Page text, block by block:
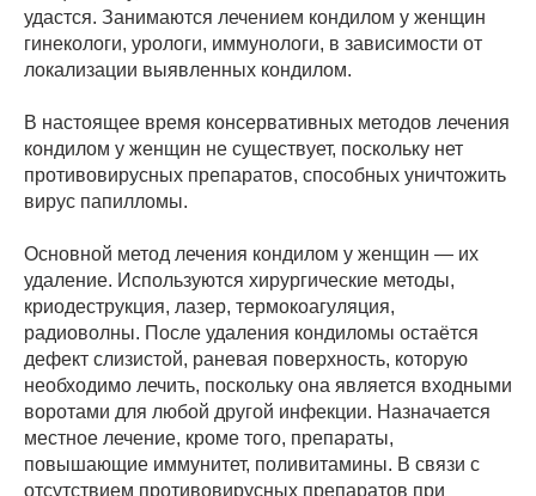
удастся. Занимаются лечением кондилом у женщин
гинекологи, урологи, иммунологи, в зависимости от
локализации выявленных кондилом.
В настоящее время консервативных методов лечения
кондилом у женщин не существует, поскольку нет
противовирусных препаратов, способных уничтожить
вирус папилломы.
Основной метод лечения кондилом у женщин — их
удаление. Используются хирургические методы,
криодеструкция, лазер, термокоагуляция,
радиоволны. После удаления кондиломы остаётся
дефект слизистой, раневая поверхность, которую
необходимо лечить, поскольку она является входными
воротами для любой другой инфекции. Назначается
местное лечение, кроме того, препараты,
повышающие иммунитет, поливитамины. В связи с
отсутствием противовирусных препаратов при